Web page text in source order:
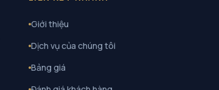
Giới thiệu
Dịch vụ của chúng tôi
Bảng giá